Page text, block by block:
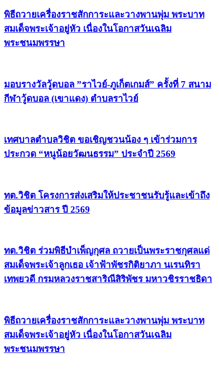
พิธีถวายเครื่องราชสักการะและวางพานพุ่ม พระบาท
สมเด็จพระเจ้าอยู่หัว เนื่องในโอกาสวันเฉลิม
พระชนมพรรษา
มอบรางวัลวู้ดบอล ”ราไวย์-ภูเก็ตเกมส์” ครั้งที่ 7 สนาม
กีฬาวู้ดบอล (เขาแดง) ตำบลราไวย์
เทศบาลตำบลวิชิต ขอเชิญชวนน้อง ๆ เข้าร่วมการ
ประกวด “หนูน้อยวัฒนธรรม” ประจำปี 2569
ทต.วิชิต โครงการส่งเสริมให้ประชาชนรับรู้และเข้าถึง
ข้อมูลข่าวสาร ปี 2569
ทต.วิชิต ร่วมพิธีบำเพ็ญกุศล ถวายเป็นพระราชกุศลแด่
สมเด็จพระเจ้าลูกเธอ เจ้าฟ้าพัชรกิติยาภา นเรนทิรา
เทพยวดี กรมหลวงราชสาริณีสิริพัชร มหาวชิรราชธิดา
พิธีถวายเครื่องราชสักการะและวางพานพุ่ม พระบาท
สมเด็จพระเจ้าอยู่หัว เนื่องในโอกาสวันเฉลิม
พระชนมพรรษา